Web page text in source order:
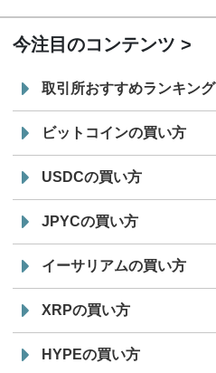
今注目のコンテンツ
取引所おすすめランキング
ビットコインの買い方
USDCの買い方
JPYCの買い方
イーサリアムの買い方
XRPの買い方
HYPEの買い方